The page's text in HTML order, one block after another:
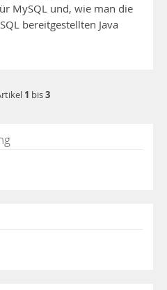
MySQL und, wie man die
bereitgestellten Java
1 bis3